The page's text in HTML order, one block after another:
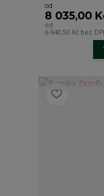
od
8 035,00
od
6 640,50 Kč bez